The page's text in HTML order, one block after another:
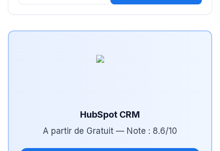
HubSpot CRM
A partir de Gratuit — Note : 8.6/10